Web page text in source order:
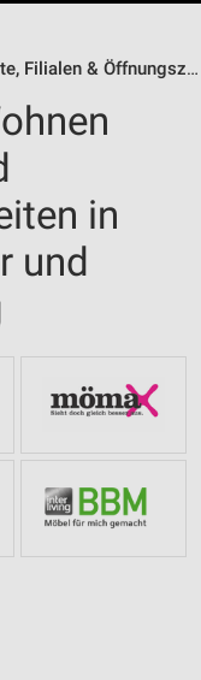
& Öffnungszeiten
in
und